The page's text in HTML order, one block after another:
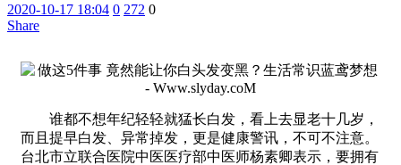
2020-10-17 18:04 0 272 0
Share
谁都不想年纪轻轻就猛长白发，看上去显老十几岁，
而且提早白发、异常掉发，更是健康警讯，不可不注意。
台北市立联合医院中医医疗部中医师杨素卿表示，要拥有